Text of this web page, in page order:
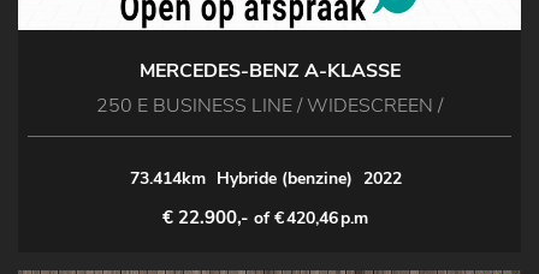
MERCEDES-BENZ A-KLASSE
250 E BUSINESS LINE / WIDESCREEN /
73.414km Hybride (benzine) 2022
€ 22.900,- of €420,46p.m